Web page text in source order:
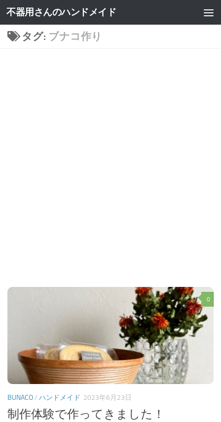
不器用さんのハンドメイド
タグ: ブナコ作り
0
BUNACO/ ハンドメイド 2023年6月23日
制作体験で作ってきました！